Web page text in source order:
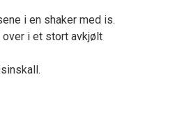
i en shaker med is.
i et stort avkjølt